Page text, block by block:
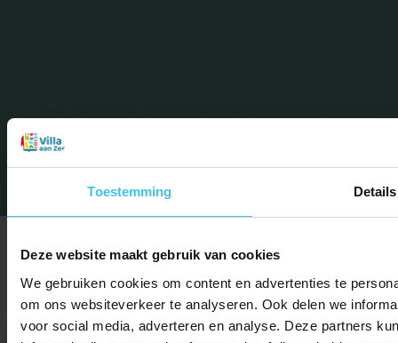
Toestemming Details
Deze website maakt gebruik van cookies
We gebruiken cookies om content en advertenties te
om ons websiteverkeer te analyseren. Ook delen we
voor social media, adverteren en analyse. Deze partners